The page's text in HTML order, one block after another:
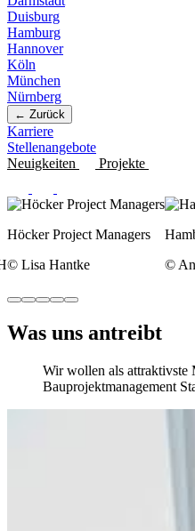
Duisburg
Hamburg
Hannover
Köln
München
Nürnberg
← Zurück
Karriere
Stellenangebote
Neuigkeiten
Projekte
Hamburg Hauptbahnhof
© Andrea Lang /
Was uns antreibt
Wir wollen als attraktivste
Bauprojektmanagement